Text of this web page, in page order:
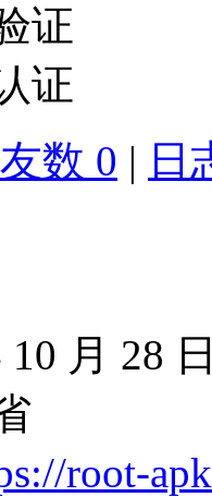
证
证
数 0 | 日
10 月 28
root-